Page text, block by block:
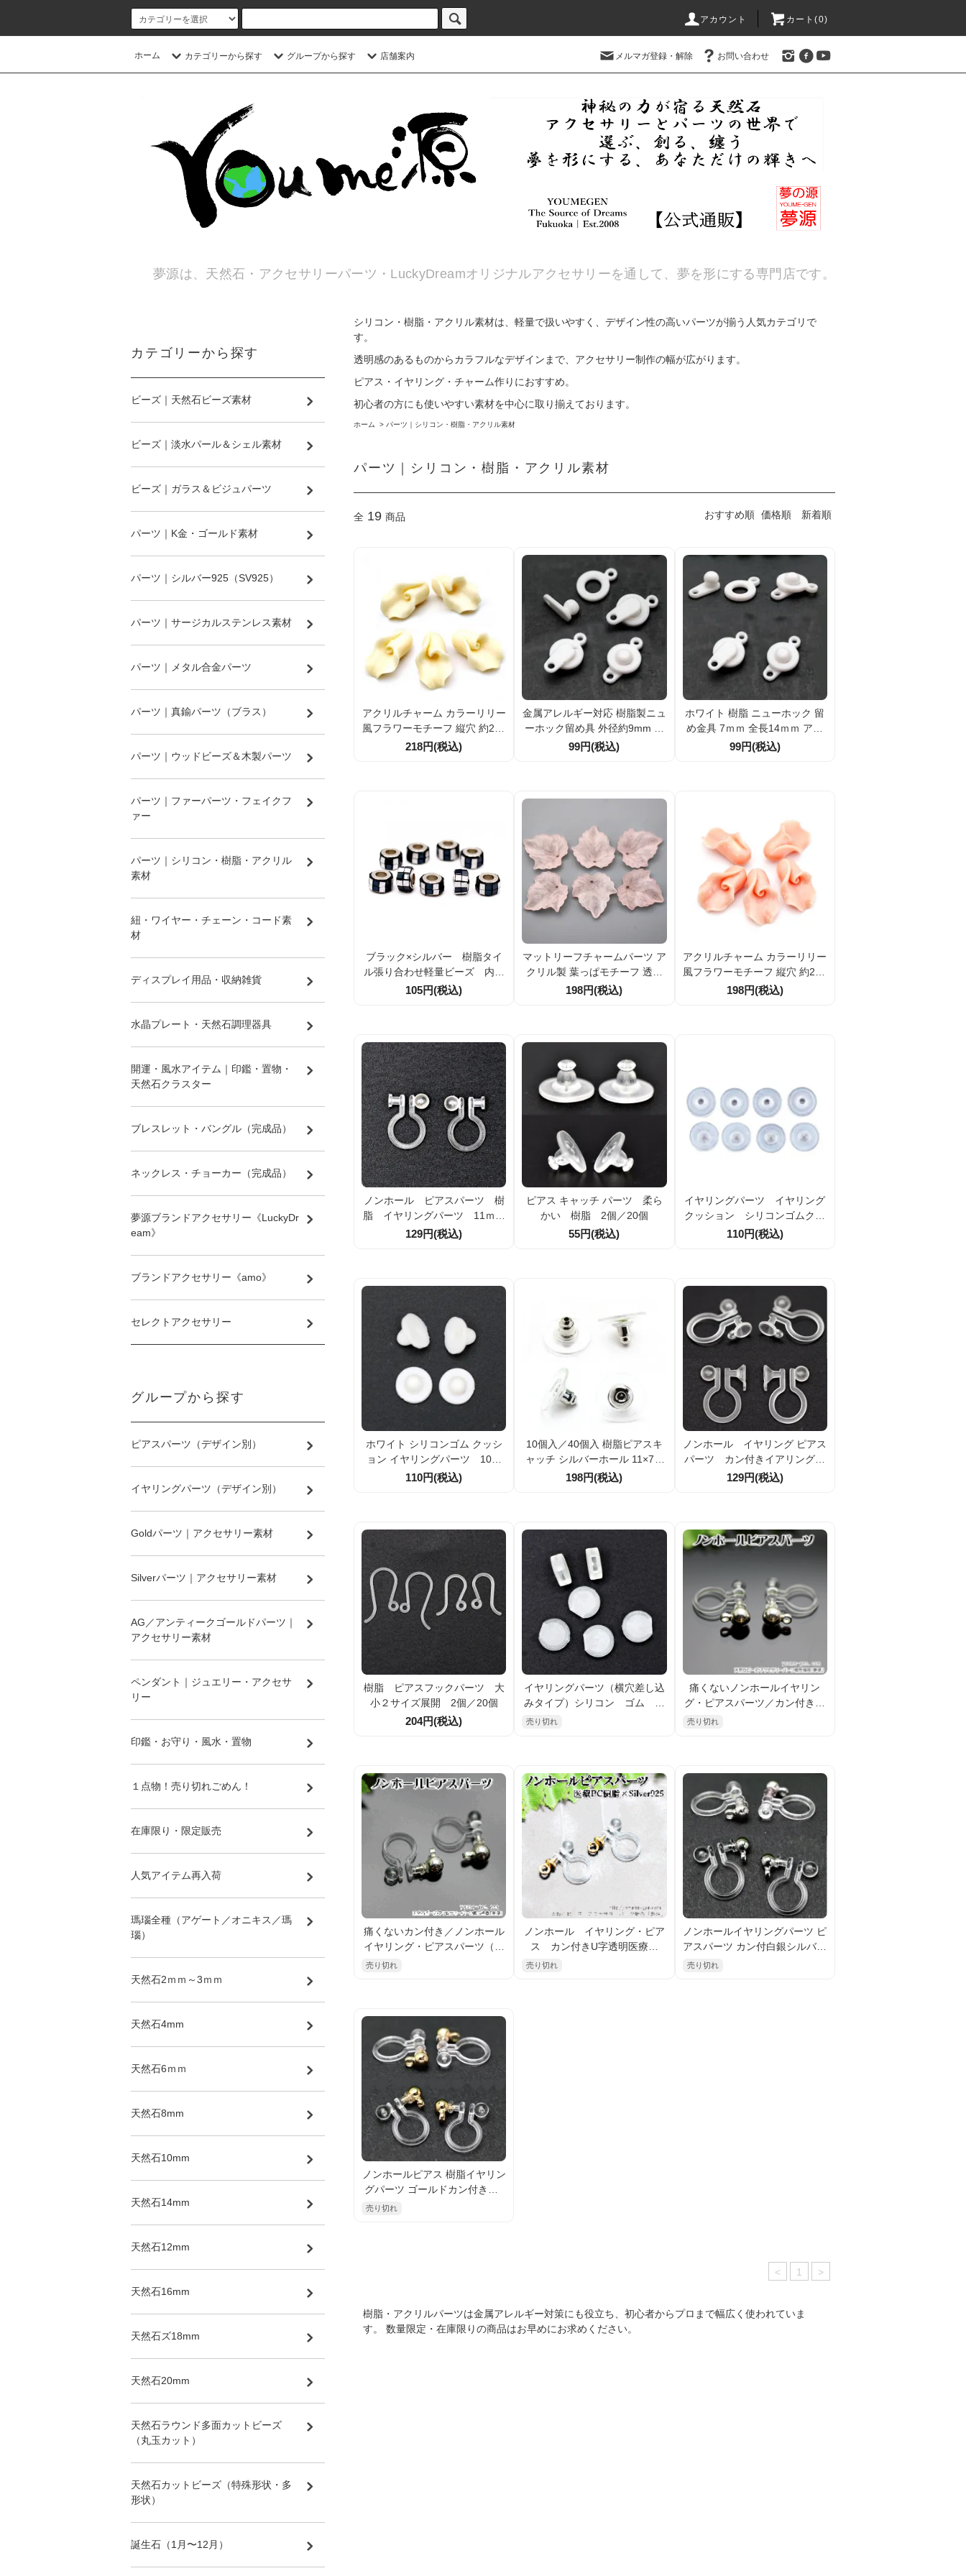
アカウント カート(0)
ホーム カテゴリーから探す グループから探す 店舗案内 メルマガ登録・解除 お問い合わせ
夢源は、天然石・アクセサリーパーツ・LuckyDreamオリジナルアクセサリーを通して、夢を形にする専門店です。
シリコン・樹脂・アクリル素材は、軽量で扱いやすく、デザイン性の高いパーツが揃う人気カテゴリで
す。
透明感のあるものからカラフルなデザインまで、アクセサリー制作の幅が広がります。
ピアス・イヤリング・チャーム作りにおすすめ。
初心者の方にも使いやすい素材を中心に取り揃えております。
ホーム > パーツ｜シリコン・樹脂・アクリル素材
パーツ｜シリコン・樹脂・アクリル素材
全 19 商品 おすすめ順 価格順 新着順
アクリルチャーム カラーリリー
風フラワーモチーフ 縦穴 約23×
19mm クリーム 2個／20個割引
218円(税込)
金属アレルギー対応 樹脂製ニュ
ーホック留め具 外径約9mm 全
長約16mm カン穴径1.5mm ア
99円(税込)
ホワイト 樹脂 ニューホック 留
め金具 7ｍｍ 全長14ｍｍ アク
セサリーエンドパーツ 1個/10個
99円(税込)
ブラック×シルバー 樹脂タイ
ル張り合わせ軽量ビーズ 内径
4.3ｍｍ外径13ｍｍ 在庫処
105円(税込)
マットリーフチャームパーツ ア
クリル製 葉っぱモチーフ 透け
感ピンク 10個／40個割引 アク
198円(税込)
アクリルチャーム カラーリリー
風フラワーモチーフ 縦穴 約23×
19mm ピンクコーラルカラー 2
198円(税込)
ノンホール ピアスパーツ 樹
脂 イヤリングパーツ 11ｍｍ
×8ｍｍ 【２個／20個】
129円(税込)
ピアス キャッチ パーツ 柔ら
かい 樹脂 2個／20個
55円(税込)
イヤリングパーツ イヤリング
クッション シリコンゴムクッ
ション 2個／20個
110円(税込)
ホワイト シリコンゴム クッシ
ョン イヤリングパーツ 10個
／40個
110円(税込)
10個入／40個入 樹脂ピアスキ
ャッチ シルバーホール 11×7m
m｜アレルギー対応｜落下防止
198円(税込)
ノンホール イヤリング ピアス
パーツ カン付きイアリングパ
ーツ 8×11.5ｍｍ 2個入／20
129円(税込)
樹脂 ピアスフックパーツ 大
小２サイズ展開 2個／20個
204円(税込)
イヤリングパーツ（横穴差し込
みタイプ）シリコン ゴム ク
ッション 2個／20個
売り切れ
痛くないノンホールイヤリン
グ・ピアスパーツ／カン付き白
銀シルバー×医療樹脂／2個入か
売り切れ
痛くないカン付き／ノンホール
イヤリング・ピアスパーツ（イ
アリング）／ロジウムシルバー
売り切れ
ノンホール イヤリング・ピア
ス カン付きU字透明医療樹
脂 痛くないイヤリングパー
売り切れ
ノンホールイヤリングパーツ ピ
アスパーツ カン付白銀シルバー
×医療樹脂／2個入から（10212
売り切れ
ノンホールピアス 樹脂イヤリン
グパーツ ゴールドカン付き｜2
個入／20個入割引｜アレルギー
売り切れ
< 1 >
樹脂・アクリルパーツは金属アレルギー対策にも役立ち、初心者からプロまで幅広く使われていま
す。 数量限定・在庫限りの商品はお早めにお求めください。
カテゴリーから探す
ビーズ｜天然石ビーズ素材
ビーズ｜淡水パール＆シェル素材
ビーズ｜ガラス＆ビジュパーツ
パーツ｜K金・ゴールド素材
パーツ｜シルバー925（SV925）
パーツ｜サージカルステンレス素材
パーツ｜メタル合金パーツ
パーツ｜真鍮パーツ（ブラス）
パーツ｜ウッドビーズ＆木製パーツ
パーツ｜ファーパーツ・フェイクフ
ァー
パーツ｜シリコン・樹脂・アクリル
素材
紐・ワイヤー・チェーン・コード素
材
ディスプレイ用品・収納雑貨
水晶プレート・天然石調理器具
開運・風水アイテム｜印鑑・置物・
天然石クラスター
ブレスレット・バングル（完成品）
ネックレス・チョーカー（完成品）
夢源ブランドアクセサリー《LuckyDr
eam》
ブランドアクセサリー《amo》
セレクトアクセサリー
グループから探す
ピアスパーツ（デザイン別）
イヤリングパーツ（デザイン別）
Goldパーツ｜アクセサリー素材
Silverパーツ｜アクセサリー素材
AG／アンティークゴールドパーツ｜
アクセサリー素材
ペンダント｜ジュエリー・アクセサ
リー
印鑑・お守り・風水・置物
１点物！売り切れごめん！
在庫限り・限定販売
人気アイテム再入荷
瑪瑙全種（アゲート／オニキス／瑪
瑙）
天然石2ｍｍ～3ｍｍ
天然石4mm
天然石6ｍｍ
天然石8mm
天然石10mm
天然石14mm
天然石12mm
天然石16mm
天然石ズ18mm
天然石20mm
天然石ラウンド多面カットビーズ
（丸玉カット）
天然石カットビーズ（特殊形状・多
形状）
誕生石（1月〜12月）